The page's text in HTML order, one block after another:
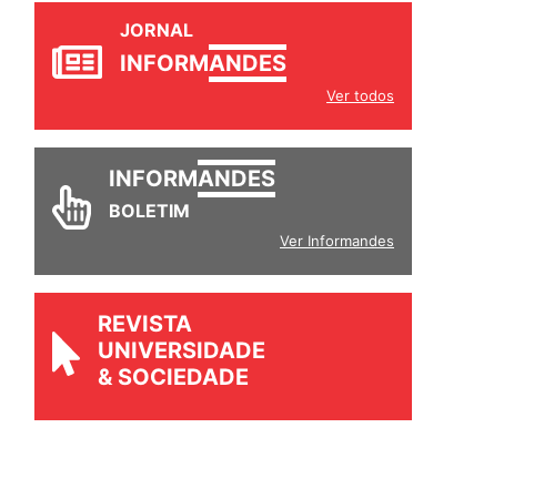
JORNAL
INFORMANDES
Ver todos
INFORMANDES
BOLETIM
Ver Informandes
REVISTA
UNIVERSIDADE
& SOCIEDADE